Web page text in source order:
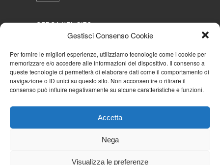
Gestisci Consenso Cookie
Per fornire le migliori esperienze, utilizziamo tecnologie come i cookie per
memorizzare e/o accedere alle informazioni del dispositivo. Il consenso a
queste tecnologie ci permetterà di elaborare dati come il comportamento di
navigazione o ID unici su questo sito. Non acconsentire o ritirare il
consenso può influire negativamente su alcune caratteristiche e funzioni.
Accetta
Nega
Visualizza le preferenze
CERCA NEL SITO
NAVIGA PER
Mappa completa
Mappa categorie
Cookie Policy (UE)
Iscriviti alla Community AziendaCondominio